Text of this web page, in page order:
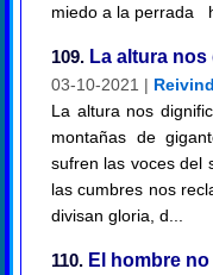
miedo a la perrada
109. La altura
03-10-2021 |
La altura nos
montañas de
sufren las voces del
las cumbres nos
divisan gloria, d...
110. El hombre